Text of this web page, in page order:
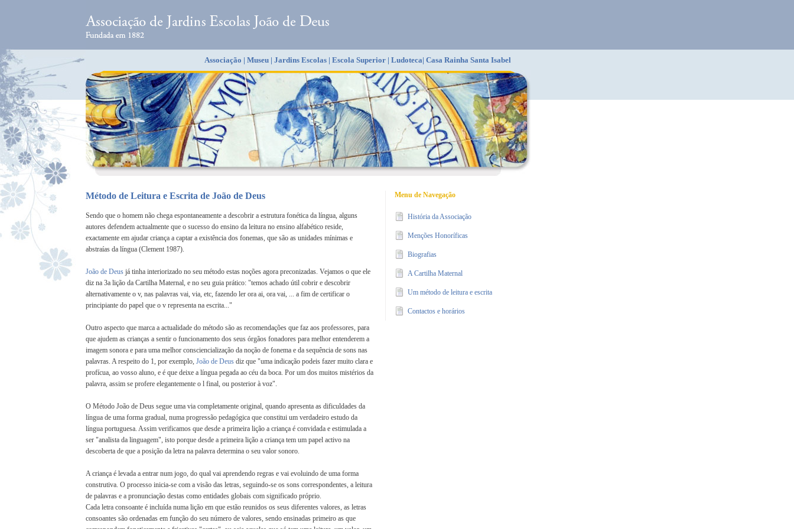
Associação | Museu | Jardins Escolas | Escola Superior | Ludoteca| Casa Rainha Santa Isabel
Menu de Navegação
História da Associação
Menções Honoríficas
Biografias
A Cartilha Maternal
Um método de leitura e escrita
Contactos e horários
Método de Leitura e Escrita de João de Deus
Sendo que o homem não chega espontaneamente a descobrir a estrutura fonética da língua, alguns
autores defendem actualmente que o sucesso do ensino da leitura no ensino alfabético reside,
exactamente em ajudar criança a captar a existência dos fonemas, que são as unidades mínimas e
abstraías da língua (Clement 1987).
João de Deus já tinha interiorizado no seu método estas noções agora preconizadas. Vejamos o que ele
diz na 3a lição da Cartilha Maternal, e no seu guia prático: "temos achado útil cobrir e descobrir
alternativamente o v, nas palavras vai, via, etc, fazendo ler ora ai, ora vai, ... a fim de certificar o
principiante do papel que o v representa na escrita..."
Outro aspecto que marca a actualidade do método são as recomendações que faz aos professores, para
que ajudem as crianças a sentir o funcionamento dos seus órgãos fonadores para melhor entenderem a
imagem sonora e para uma melhor consciencialização da noção de fonema e da sequência de sons nas
palavras. A respeito do 1, por exemplo, João de Deus diz que "uma indicação podeis fazer muito clara e
profícua, ao vosso aluno, e é que deixe a língua pegada ao céu da boca. Por um dos muitos mistérios da
palavra, assim se profere elegantemente o l final, ou posterior à voz".
O Método João de Deus segue uma via completamente original, quando apresenta as dificuldades da
língua de uma forma gradual, numa progressão pedagógica que constitui um verdadeiro estudo da
língua portuguesa. Assim verificamos que desde a primeira lição a criança é convidada e estimulada a
ser "analista da linguagem", isto porque desde a primeira lição a criança tem um papel activo na
descoberta de que a posição da letra na palavra determina o seu valor sonoro.
A criança é levada a entrar num jogo, do qual vai aprendendo regras e vai evoluindo de uma forma
construtiva. O processo inicia-se com a visão das letras, seguindo-se os sons correspondentes, a leitura
de palavras e a pronunciação destas como entidades globais com significado próprio.
Cada letra consoante é incluída numa lição em que estão reunidos os seus diferentes valores, as letras
consoantes são ordenadas em função do seu número de valores, sendo ensinadas primeiro as que